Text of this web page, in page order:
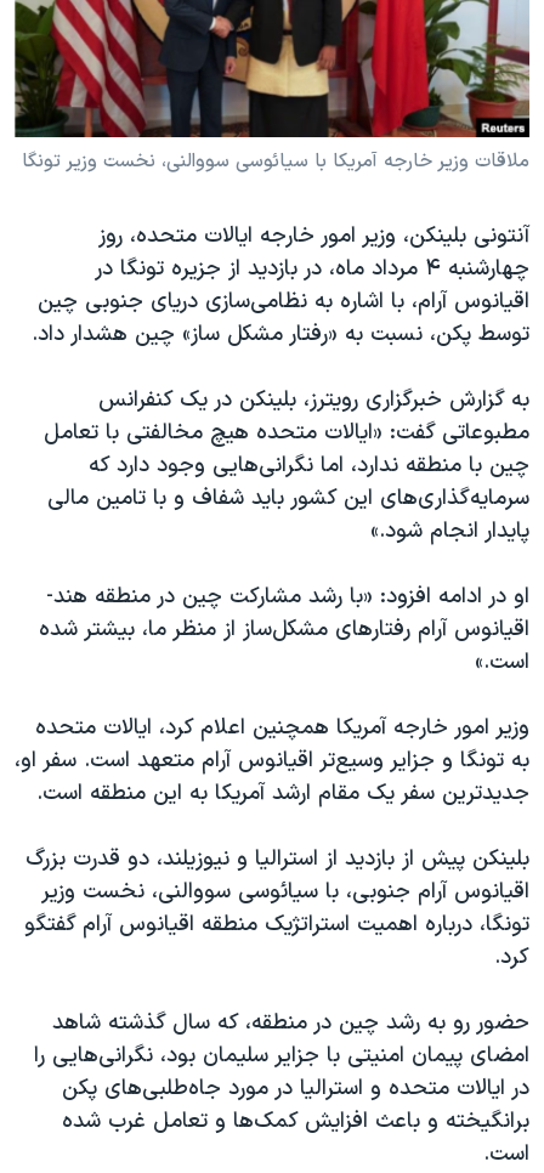
فرهنگ و زندگی
حقوق شهروندی
اقتصادی
علم و فناوری
گالری عکس
آرشیو پخش زنده
مستندها
انتخابات ریاست جمهوری آمریکا ۲۰۲۴
حمله جمهوری اسلامی به اسرائیل
رمز مهسا
اعتراضات زن، زندگی، آزادی
مجموعه مستندهای دادخواهی
تریبونال مردمی آبان ۹۸
چهل سال گروگان‌گیری
قانون شفافیت دارائی کادر رهبری ایران
اعتراضات مردمی آبان ۹۸
اسرائیل در جنگ
نرگس محمدی برنده جایزه نوبل صلح
همایش محافظه‌کاران آمریکا «سی‌پک»
سفر پرزیدنت ترامپ به چین
دنبال کنید
ملاقات وزیر خارجه آمریکا با سیائوسی سووالنی، نخست وزیر تونگا
آنتونی بلینکن، وزیر امور خارجه ایالات متحده، روز
چهارشنبه ۴ مرداد ماه، در بازدید از جزیره تونگا در
اقیانوس آرام، با اشاره به نظامی‌سازی دریای جنوبی چین
توسط پکن، نسبت به «رفتار مشکل ساز» چین هشدار داد.
به گزارش خبرگزاری رویترز، بلینکن در یک کنفرانس
مطبوعاتی گفت: «ایالات متحده هیچ مخالفتی با تعامل
چین با منطقه ندارد، اما نگرانی‌هایی وجود دارد که
سرمایه‌گذاری‌های این کشور باید شفاف و با تامین مالی
پایدار انجام شود.»
او در ادامه افزود: «با رشد مشارکت چین در منطقه هند-
اقیانوس آرام رفتارهای مشکل‌ساز از منظر ما، بیشتر شده
است.»
وزیر امور خارجه آمریکا همچنین اعلام کرد، ایالات متحده
به تونگا و جزایر وسیع‌تر اقیانوس آرام متعهد است. سفر او،
جدیدترین سفر یک مقام ارشد آمریکا به این منطقه است.
بلینکن پیش از بازدید از استرالیا و نیوزیلند، دو قدرت بزرگ
اقیانوس آرام جنوبی، با سیائوسی سووالنی، نخست وزیر
تونگا، درباره اهمیت استراتژیک منطقه اقیانوس آرام گفتگو
کرد.
حضور رو به رشد چین در منطقه، که سال گذشته شاهد
امضای پیمان امنیتی با جزایر سلیمان بود، نگرانی‌هایی را
در ایالات متحده و استرالیا در مورد جاه‌طلبی‌های پکن
برانگیخته و باعث افزایش کمک‌ها و تعامل غرب شده
است.